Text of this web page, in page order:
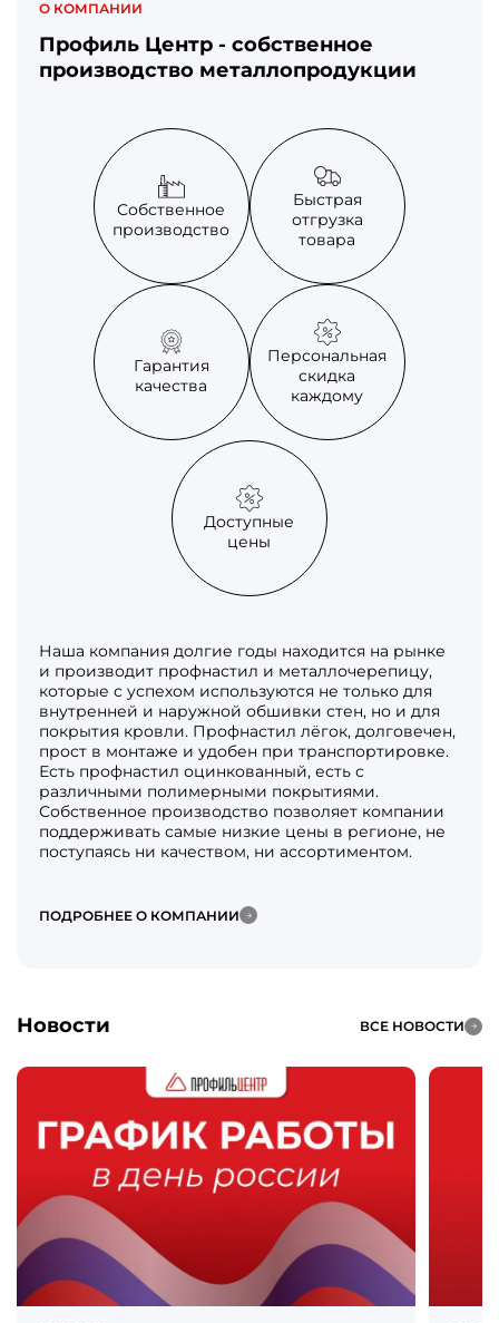
О КОМПАНИИ
Профиль Центр - собственное
производство металлопродукции
Собственное
производство
Быстрая
отгрузка
товара
Гарантия
качества
Персональная
скидка
каждому
Доступные
цены
Наша компания долгие годы находится на рынке
и производит профнастил и металлочерепицу,
которые с успехом используются не только для
внутренней и наружной обшивки стен, но и для
покрытия кровли. Профнастил лёгок, долговечен,
прост в монтаже и удобен при транспортировке.
Есть профнастил оцинкованный, есть с
различными полимерными покрытиями.
Собственное производство позволяет компании
поддерживать самые низкие цены в регионе, не
поступаясь ни качеством, ни ассортиментом.
ПОДРОБНЕЕ О КОМПАНИИ
Новости ВСЕ НОВОСТИ